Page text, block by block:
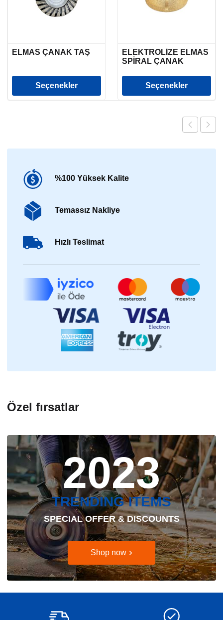
ELMAS ÇANAK TAŞ
Seçenekler
ELEKTROLİZE ELMAS
SPİRAL ÇANAK
Seçenekler
%100 Yüksek Kalite
Temassız Nakliye
Hızlı Teslimat
Özel fırsatlar
2023
TRENDING ITEMS
SPECIAL OFFER & DISCOUNTS
Shop now